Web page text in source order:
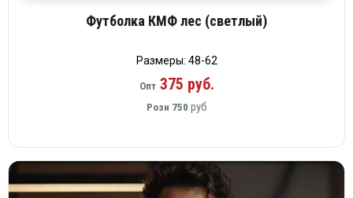
Футболка КМФ лес (светлый)
Размеры: 48-62
Опт375 руб.
Розн 750 руб